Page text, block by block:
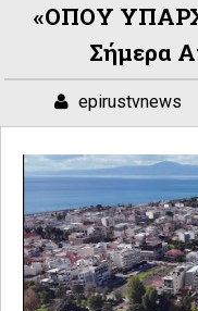
«ΟΠΟΥ
Σήμερα
epirustvnews